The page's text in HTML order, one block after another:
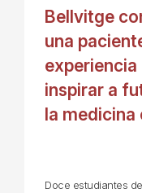
Bellvitge
una
experiencia
inspirar a
la
Doce estudiantes